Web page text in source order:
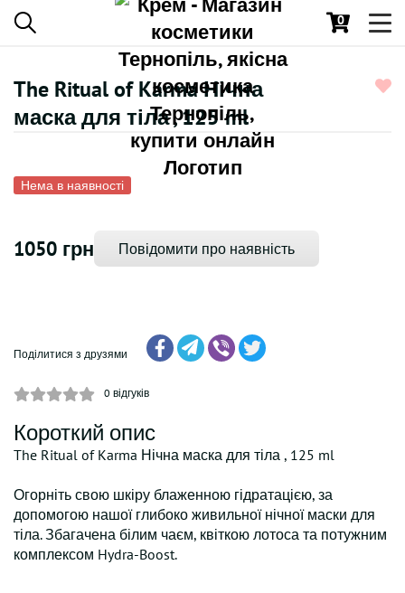
0
The Ritual of Karma Нічна
маска для тіла , 125 ml
Нема в наявності
1050 грн Повідомити про наявність
Поділитися з друзями
0 відгуків
Короткий опис
The Ritual of Karma Нічна маска для тіла , 125 ml
Огорніть свою шкіру блаженною гідратацією, за
допомогою нашої глибоко живильної нічної маски для
тіла. Збагачена білим чаєм, квіткою лотоса та потужним
комплексом Hydra-Boost.